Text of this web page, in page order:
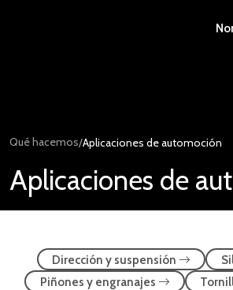
Qué hacemos/Aplicaciones de automoción
Aplicaciones de
Dirección y suspensión
Piñones y engranajes